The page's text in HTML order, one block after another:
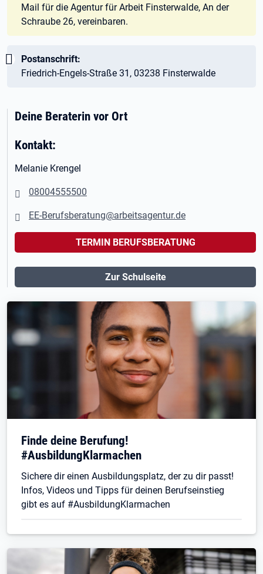
Mail für die Agentur für Arbeit Finsterwalde, An der
Schraube 26, vereinbaren.
Wichtig:
Postanschrift:
Friedrich-Engels-Straße 31, 03238 Finsterwalde
Deine Beraterin vor Ort
Kontakt:
Melanie Krengel
08004555500
EE-Berufsberatung@arbeitsagentur.de
TERMIN BERUFSBERATUNG
Zur Schulseite
Finde deine Berufung!
#AusbildungKlarmachen
Sichere dir einen Ausbildungsplatz, der zu dir passt!
Infos, Videos und Tipps für deinen Berufseinstieg
gibt es auf #AusbildungKlarmachen